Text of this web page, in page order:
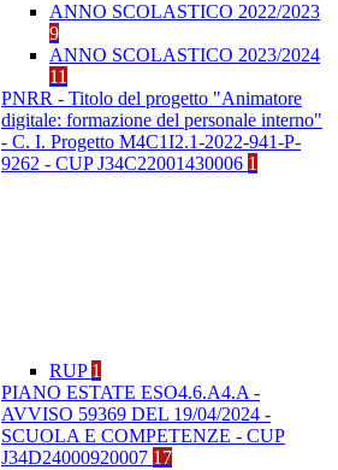
ANNO SCOLASTICO 2022/2023
9
ANNO SCOLASTICO 2023/2024
11
PNRR - Titolo del progetto "Animatore
digitale: formazione del personale interno"
- C. I. Progetto M4C1I2.1-2022-941-P-
9262 - CUP J34C22001430006 1
RUP 1
PIANO ESTATE ESO4.6.A4.A -
AVVISO 59369 DEL 19/04/2024 -
SCUOLA E COMPETENZE - CUP
J34D24000920007 17